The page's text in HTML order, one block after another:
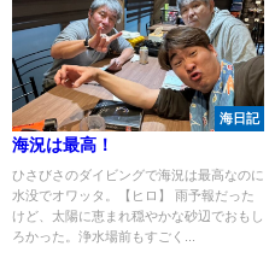
海日記
海況は最高！
ひさびさのダイビングで海況は最高なのに
水没でオワッタ。【ヒロ】 雨予報だった
けど、太陽に恵まれ穏やかな砂辺でおもし
ろかった。浄水場前もすごく...